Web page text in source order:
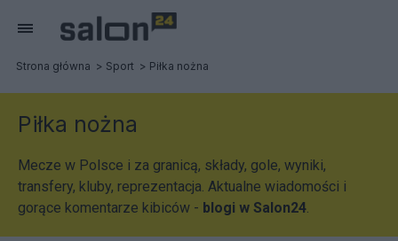
Strona główna Sport Piłka nożna
Piłka nożna
Mecze w Polsce i za granicą, składy, gole, wyniki,
transfery, kluby, reprezentacja. Aktualne wiadomości i
gorące komentarze kibiców - blogi w Salon24.